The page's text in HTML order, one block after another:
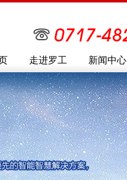
走进罗工 新闻中心